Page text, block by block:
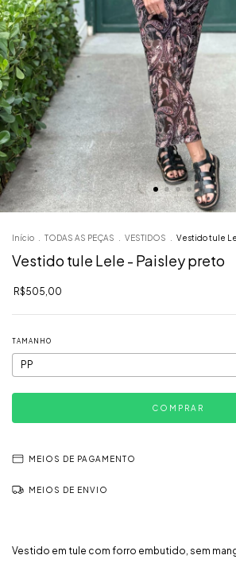
Início TODAS AS PEÇAS VESTIDOS Vestido tule
Vestido tule Lele - Paisley preto
R$505,00
TAMANHO
MEIOS DE PAGAMENTO
MEIOS DE ENVIO
Vestido em tule com forro embutido, sem